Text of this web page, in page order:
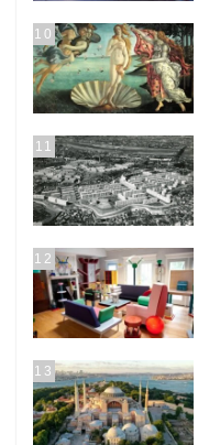
10
11
12
13